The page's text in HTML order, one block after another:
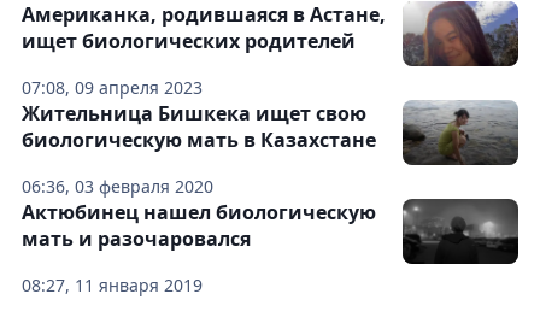
07:08, 09 апреля 2023
Американка, родившаяся в Астане,
ищет биологических родителей
06:36, 03 февраля 2020
Жительница Бишкека ищет свою
биологическую мать в Казахстане
08:27, 11 января 2019
Актюбинец нашел биологическую
мать и разочаровался